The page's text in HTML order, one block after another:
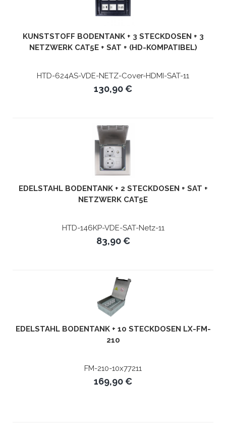
KUNSTSTOFF BODENTANK + 3 STECKDOSEN + 3
NETZWERK CAT5E + SAT + (HD-KOMPATIBEL)
HTD-624AS-VDE-NETZ-Cover-HDMI-SAT-11
130,90 €
EDELSTAHL BODENTANK + 2 STECKDOSEN + SAT +
NETZWERK CAT5E
HTD-146KP-VDE-SAT-Netz-11
83,90 €
EDELSTAHL BODENTANK + 10 STECKDOSEN LX-FM-
210
FM-210-10x77211
169,90 €